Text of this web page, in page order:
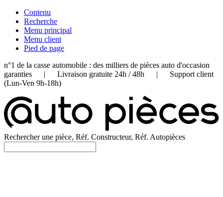
Contenu
Recherche
Menu principal
Menu client
Pied de page
n°1 de la casse automobile : des milliers de pièces auto d'occasion
garanties | Livraison gratuite 24h / 48h | Support client
(Lun-Ven 9h-18h)
Rechercher une pièce, Réf. Constructeur, Réf. Autopièces